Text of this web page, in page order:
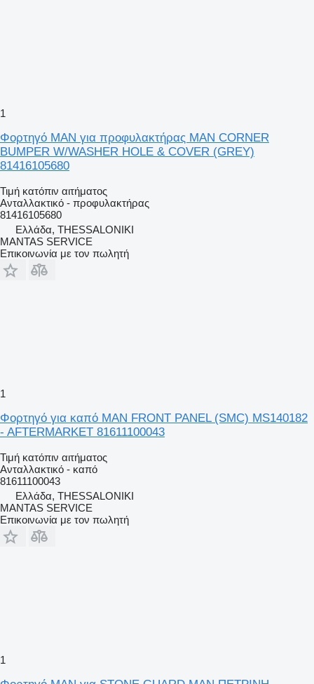
1
Φορτηγό MAN για προφυλακτήρας MAN CORNER
BUMPER W/WASHER HOLE & COVER (GREY)
81416105680
Τιμή κατόπιν αιτήματος
Ανταλλακτικό - προφυλακτήρας
81416105680
Ελλάδα, THESSALONIKI
MANTAS SERVICE
Επικοινωνία με τον πωλητή
1
Φορτηγό για καπό MAN FRONT PANEL (SMC) MS140182
- AFTERMARKET 81611100043
Τιμή κατόπιν αιτήματος
Ανταλλακτικό - καπό
81611100043
Ελλάδα, THESSALONIKI
MANTAS SERVICE
Επικοινωνία με τον πωλητή
1